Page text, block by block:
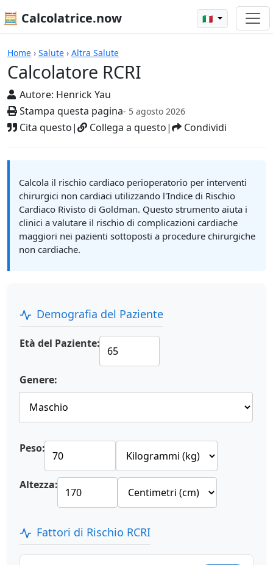
🧮 Calcolatrice.now 🇮🇹
Home › Salute › Altra Salute
Calcolatore RCRI
Autore: Henrick Yau
Stampa questa pagina- 5 agosto 2026
Cita questo| Collega a questo| Condividi
Calcolatrici
Calcola il rischio cardiaco perioperatorio per interventi
chirurgici non cardiaci utilizzando l'Indice di Rischio
Cardiaco Rivisto di Goldman. Questo strumento aiuta i
clinici a valutare il rischio di complicazioni cardiache
maggiori nei pazienti sottoposti a procedure chirurgiche
non cardiache.
Demografia del Paziente
Età del Paziente:
Genere:
Peso:
Altezza:
Fattori di Rischio RCRI